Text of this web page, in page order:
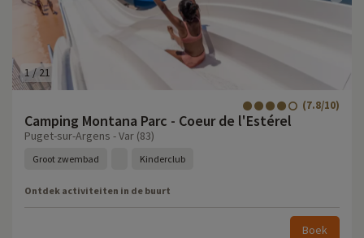
1/21
Camping Montana Parc - Coeur de l'Estérel
(7.8/10)
Puget-sur-Argens - Var (83)
Groot zwembad Kinderclub
Ontdek activiteiten in de buurt
Boek